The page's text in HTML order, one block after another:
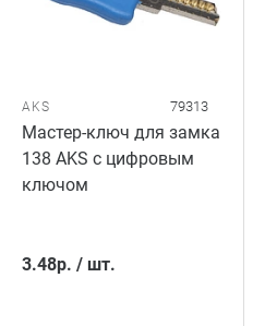
AKS 79313
Мастер-ключ для замка
138 AKS c цифровым
ключом
3.48р. / шт.